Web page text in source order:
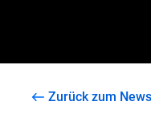
Zurück zum